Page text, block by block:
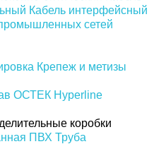
Кабель интерфейсный
сетей
Крепеж и метизы
ОСТЕК Hyperline
коробки
ПВХ Труба